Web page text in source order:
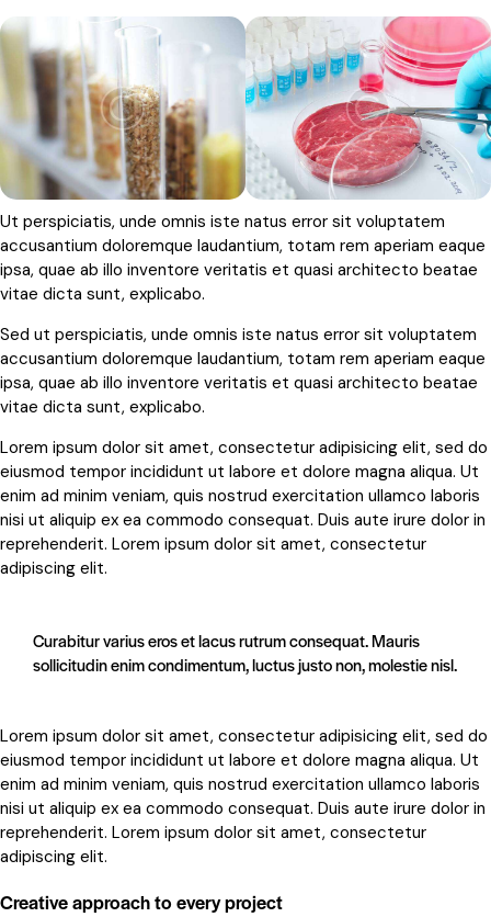
Ut perspiciatis, unde omnis iste natus error sit voluptatem
accusantium doloremque laudantium, totam rem aperiam eaque
ipsa, quae ab illo inventore veritatis et quasi architecto beatae
vitae dicta sunt, explicabo.
Sed ut perspiciatis, unde omnis iste natus error sit voluptatem
accusantium doloremque laudantium, totam rem aperiam eaque
ipsa, quae ab illo inventore veritatis et quasi architecto beatae
vitae dicta sunt, explicabo.
Lorem ipsum dolor sit amet, consectetur adipisicing elit, sed do
eiusmod tempor incididunt ut labore et dolore magna aliqua. Ut
enim ad minim veniam, quis nostrud exercitation ullamco laboris
nisi ut aliquip ex ea commodo consequat. Duis aute irure dolor in
reprehenderit. Lorem ipsum dolor sit amet, consectetur
adipiscing elit.
Curabitur varius eros et lacus rutrum consequat. Mauris
sollicitudin enim condimentum, luctus justo non, molestie nisl.
Lorem ipsum dolor sit amet, consectetur adipisicing elit, sed do
eiusmod tempor incididunt ut labore et dolore magna aliqua. Ut
enim ad minim veniam, quis nostrud exercitation ullamco laboris
nisi ut aliquip ex ea commodo consequat. Duis aute irure dolor in
reprehenderit. Lorem ipsum dolor sit amet, consectetur
adipiscing elit.
Creative approach to every project